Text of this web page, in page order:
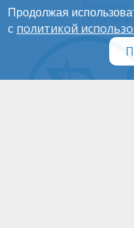
Политика
Продолжая
с политикой